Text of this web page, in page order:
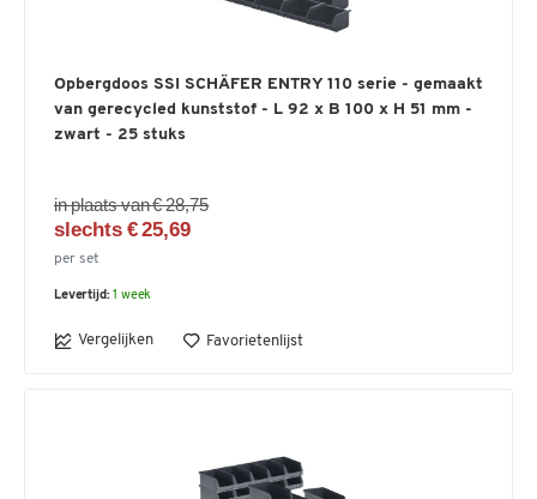
Opbergdoos SSI SCHÄFER ENTRY 110 serie - gemaakt
van gerecycled kunststof - L 92 x B 100 x H 51 mm -
zwart - 25 stuks
in plaats van € 28,75
slechts € 25,69
per set
Levertijd: 1 week
Vergelijken Favorietenlijst